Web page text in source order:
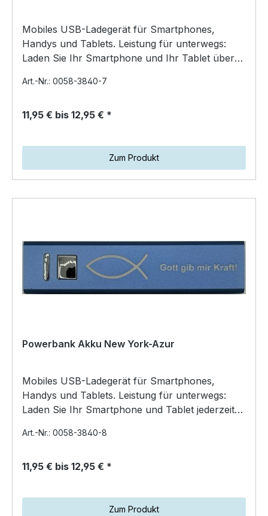
Mobiles USB-Ladegerät für Smartphones,
Handys und Tablets. Leistung für unterwegs:
Laden Sie Ihr Smartphone und Ihr Tablet überall
Art.-Nr.: 0058-3840-7
11,95 € bis 12,95 € *
Zum Produkt
Powerbank Akku New York-Azur
Mobiles USB-Ladegerät für Smartphones,
Handys und Tablets. Leistung für unterwegs:
Laden Sie Ihr Smartphone und Tablet jederzeit
Art.-Nr.: 0058-3840-8
11,95 € bis 12,95 € *
Zum Produkt